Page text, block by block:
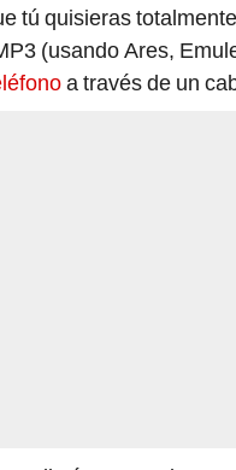
tú quisieras
(usando Ares,
a través de un